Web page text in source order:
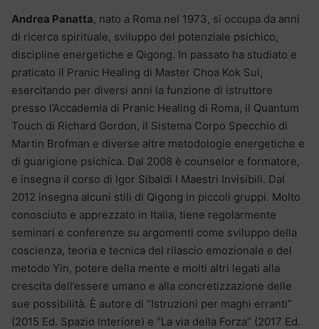
Andrea Panatta, nato a Roma nel 1973, si occupa da anni
di ricerca spirituale, sviluppo del potenziale psichico,
discipline energetiche e Qigong. In passato ha studiato e
praticato il Pranic Healing di Master Choa Kok Sui,
esercitando per diversi anni la funzione di istruttore
presso l’Accademia di Pranic Healing di Roma, il Quantum
Touch di Richard Gordon, il Sistema Corpo Specchio di
Martin Brofman e diverse altre metodologie energetiche e
di guarigione psichica. Dal 2008 è counselor e forma­tore,
e insegna il corso di Igor Sibaldi I Maestri Invisibili. Dal
2012 insegna alcuni stili di Qigong in piccoli gruppi. Molto
conosciuto e apprezzato in Italia, tiene regolarmente
seminari e conferenze su argomenti come sviluppo della
coscienza, teoria e tecnica del rilascio emozionale e del
metodo Yin, potere della mente e molti altri legati alla
crescita dell’essere umano e alla concretizzazione delle
sue possibilità. È autore di “Istruzioni per maghi erranti”
(2015 Ed. Spazio Interiore) e “La via della Forza” (2017 Ed.